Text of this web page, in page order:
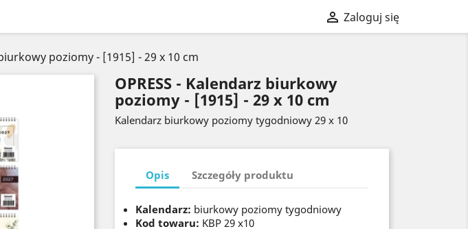
 Zaloguj się
poziomy - [1915] - 29 x 10 cm
OPRESS - Kalendarz biurkowy
poziomy - [1915] - 29 x 10 cm
Kalendarz biurkowy poziomy tygodniowy 29 x 10
Opis Szczegóły produktu
Kalendarz: biurkowy poziomy tygodniowy
Kod towaru: KBP 29 x10